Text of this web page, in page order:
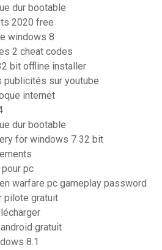
dur bootable
2020 free
windows 8
2 cheat codes
bit offline installer
publicités sur youtube
internet
dur bootable
for windows 7 32 bit
pc
warfare pc gameplay password
pilote gratuit
gratuit
8.1